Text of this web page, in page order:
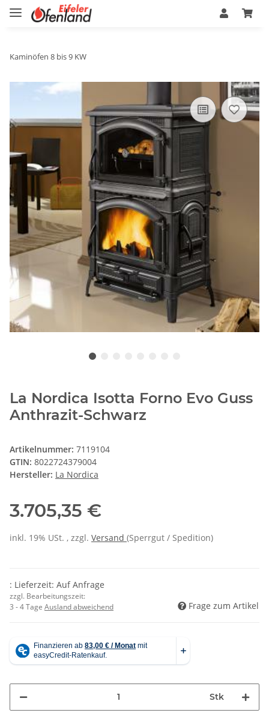
Kaminöfen 8 bis 9 KW
La Nordica Isotta Forno Evo Guss
Anthrazit-Schwarz
Artikelnummer: 7119104
GTIN: 8022724379004
Hersteller: La Nordica
3.705,35 €
inkl. 19% USt. , zzgl. Versand (Sperrgut / Spedition)
: Lieferzeit: Auf Anfrage
zzgl. Bearbeitungszeit:
3 - 4 Tage Ausland abweichend Frage zum Artikel
Stk